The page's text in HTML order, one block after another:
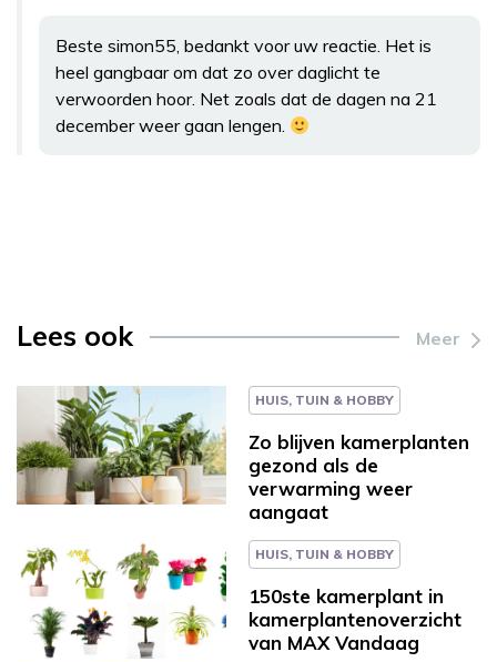
Beste simon55, bedankt voor uw reactie. Het is
heel gangbaar om dat zo over daglicht te
verwoorden hoor. Net zoals dat de dagen na 21
december weer gaan lengen.
Lees ook Meer
HUIS, TUIN & HOBBY
Zo blijven kamerplanten
gezond als de
verwarming weer
aangaat
HUIS, TUIN & HOBBY
150ste kamerplant in
kamerplantenoverzicht
van MAX Vandaag